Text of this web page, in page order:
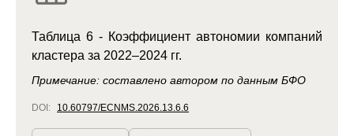
Таблица 6 - Коэффициент автономии компаний
кластера за 2022–2024 гг.
Примечание: составлено автором по данным БФО
DOI: 10.60797/ECNMS.2026.13.6.6